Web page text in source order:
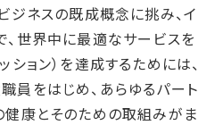
マネジメント
ジネスの既成概念に挑み、イ
、世界中に最適なサービスを
ション）を達成するためには、
員をはじめ、あらゆるパート
健康とそのための取組みがま